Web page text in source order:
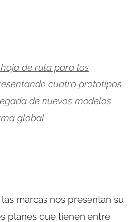
de ruta para los
cuatro prototipos
de nuevos modelos
global
marcas nos presentan su
planes que tienen entre